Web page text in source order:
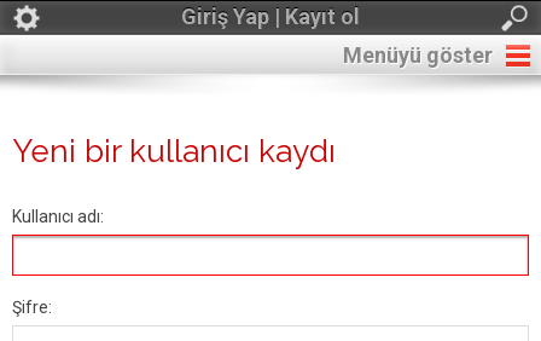
Giriş Yap | Kayıt ol
Menüyü göster
Yeni bir kullanıcı kaydı
Kullanıcı adı:
Şifre: